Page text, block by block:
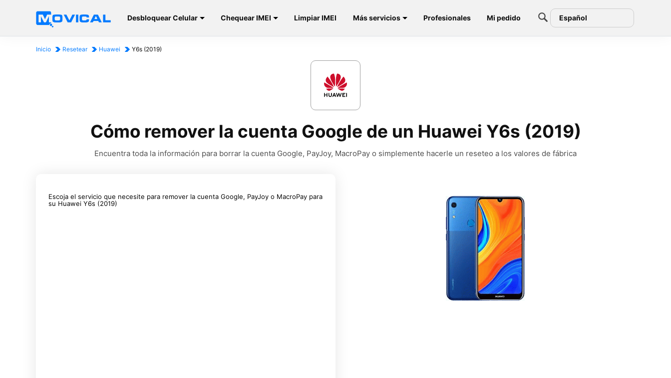
Desbloquear Celular Chequear IMEI Limpiar IMEI Más servicios Profesionales Mi pedido Español
Inicio Resetear Huawei Y6s (2019)
Cómo remover la cuenta Google de un Huawei Y6s (2019)
Encuentra toda la información para borrar la cuenta Google, PayJoy, MacroPay o simplemente hacerle un reseteo a los valores de fábrica
Escoja el servicio que necesite para remover la cuenta Google, PayJoy o MacroPay para
su Huawei Y6s (2019)